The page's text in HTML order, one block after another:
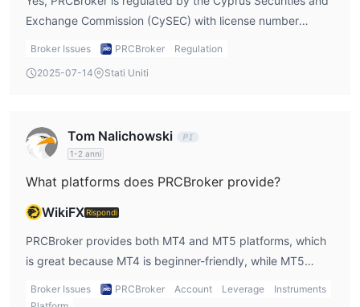
Exchange Commission (CySEC) with license number
253/14. This gives me a sense of security because it
holds an offshore retail forex license from the Vanuatu
reduced investor protection from offshore regulation.
Broker Issues PRCBroker
Regulation
2025-07-14
Stati Uniti
Tom Nalichowski
1-2 anni
What platforms does PRCBroker provide?
WikiFXRispondi
PRCBroker provides both MT4 and MT5 platforms, which
is great because MT4 is beginner-friendly, while MT5
offers more advanced features for experienced traders
like me. Both platforms are available on desktop, mobile,
Broker Issues PRCBroker Account Leverage
Instruments